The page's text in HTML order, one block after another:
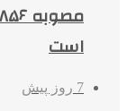
است
7 روز پیش